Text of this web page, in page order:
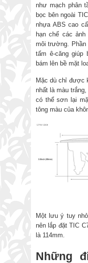
như mạch phân
bọc bên ngoài
nhựa ABS cao
hạn chế các
môi trường.
tấm ê-căng giúp
bám lên bề mặt
Mặc dù chỉ được
nhất là màu
có thể sơn lại
tông màu của
Một lưu ý tuy
nên lắp đặt TIC
là 114mm.
Những